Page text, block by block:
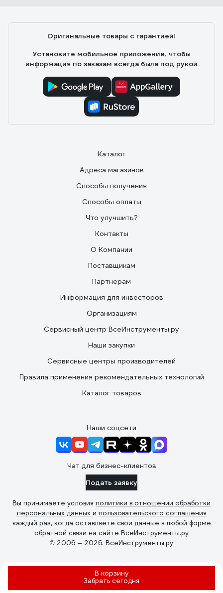
В корзину
Забрать сегодня
Оригинальные товары с гарантией!
Установите мобильное приложение, чтобы
информация по заказам всегда была под рукой
Каталог
Адреса магазинов
Способы получения
Способы оплаты
Что улучшить?
Контакты
О Компании
Поставщикам
Партнерам
Информация для инвесторов
Организациям
Сервисный центр ВсеИнструменты.ру
Наши закупки
Сервисные центры производителей
Правила применения рекомендательных технологий
Каталог товаров
Наши соцсети
Чат для бизнес-клиентов
Подать заявку
Вы принимаете условия политики в отношении обработки
персональных данных и пользовательского соглашения
каждый раз, когда оставляете свои данные в любой форме
обратной связи на сайте ВсеИнструменты.ру
© 2006 — 2026. ВсеИнструменты.ру